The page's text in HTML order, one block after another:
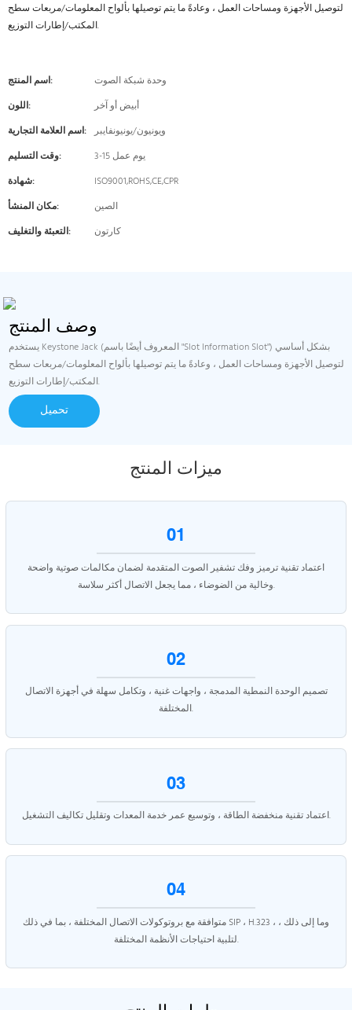
لتوصيل الأجهزة ومساحات العمل ، وعادةً ما يتم توصيلها بألواح المعلومات/مربعات سطح
المكتب/إطارات التوزيع.
اسم المنتج:
وحدة شبكة الصوت
اللون:
أبيض أو آخر
اسم العلامة التجارية: ويونيون/يونيونفايبر
وقت التسليم:
3-15 يوم عمل
شهادة:
ISO9001,ROHS,CE,CPR
مكان المنشأ:
الصين
التعبئة والتغليف:
كارتون
وصف المنتج
يستخدم Keystone Jack (المعروف أيضًا باسم "Slot Information Slot") بشكل أساسي
لتوصيل الأجهزة ومساحات العمل ، وعادةً ما يتم توصيلها بألواح المعلومات/مربعات سطح
المكتب/إطارات التوزيع.
تحميل
ميزات المنتج
01
اعتماد تقنية ترميز وفك تشفير الصوت المتقدمة لضمان مكالمات صوتية واضحة
وخالية من الضوضاء ، مما يجعل الاتصال أكثر سلاسة.
02
تصميم الوحدة النمطية المدمجة ، واجهات غنية ، وتكامل سهلة في أجهزة الاتصال
المختلفة.
03
اعتماد تقنية منخفضة الطاقة ، وتوسيع عمر خدمة المعدات وتقليل تكاليف التشغيل.
04
متوافقة مع بروتوكولات الاتصال المختلفة ، بما في ذلك SIP ، H.323 ، وما إلى ذلك ،
لتلبية احتياجات الأنظمة المختلفة.